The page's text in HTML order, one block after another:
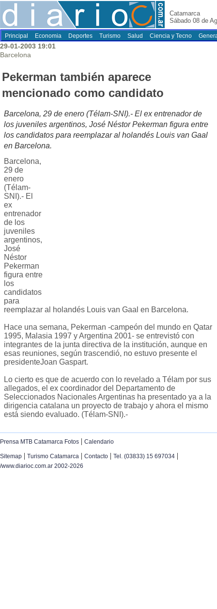
Catamarca
Sábado 08 de
Principal Economia Deportes Turismo Salud Ciencia y Tecno
29-01-2003 19:01
Barcelona
Pekerman también aparece
mencionado como candidato
Barcelona, 29 de enero (Télam-SNI).- El ex entrenador de
los juveniles argentinos, José Néstor Pekerman figura entre
los candidatos para reemplazar al holandés Louis van Gaal
en Barcelona.
Barcelona,
29 de
enero
(Télam-
SNI).- El
ex
entrenador
de los
juveniles
argentinos,
José
Néstor
Pekerman
figura entre
los
candidatos
para
reemplazar al holandés Louis van Gaal en Barcelona.
Hace una semana, Pekerman -campeón del mundo en Qatar
1995, Malasia 1997 y Argentina 2001- se entrevistó con
integrantes de la junta directiva de la institución, aunque en
esas reuniones, según trascendió, no estuvo presente el
presidenteJoan Gaspart.
Lo cierto es que de acuerdo con lo revelado a Télam por sus
allegados, el ex coordinador del Departamento de
Seleccionados Nacionales Argentinas ha presentado ya a la
dirigencia catalana un proyecto de trabajo y ahora el mismo
está siendo evaluado. (Télam-SNI).-
Prensa MTB Catamarca Fotos | Calendario
Sitemap | Turismo Catamarca | Contacto | Tel. (03833) 15 697034 |
/www.diarioc.com.ar 2002-2026